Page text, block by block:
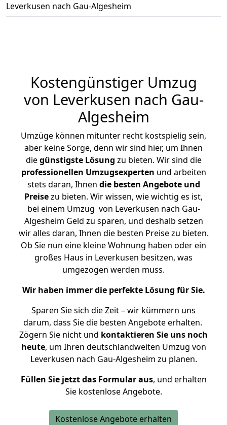
Leverkusen nach Gau-Algesheim
Kostengünstiger Umzug
von Leverkusen nach Gau-
Algesheim
Umzüge können mitunter recht kostspielig sein,
aber keine Sorge, denn wir sind hier, um Ihnen
diegünstigste Lösung zu bieten. Wir sind die
professionellen Umzugsexperten und arbeiten
stets daran, Ihnen die besten Angebote und
Preisezu bieten. Wir wissen, wie wichtig es ist,
bei einem Umzug von Leverkusen nach Gau-
Algesheim Geld zu sparen, und deshalb setzen
wir alles daran, Ihnen die besten Preise zu bieten.
Ob Sie nun eine kleine Wohnung haben oder ein
großes Haus in Leverkusen besitzen, was
umgezogen werden muss.
Wir haben immer die perfekte Lösung für Sie.
Sparen Sie sich die Zeit – wir kümmern uns
darum, dass Sie die besten Angebote erhalten.
Zögern Sie nicht und kontaktieren Sie uns noch
heute, um Ihren deutschlandweiten Umzug von
Leverkusen nach Gau-Algesheim zu planen.
Füllen Sie jetzt das Formular aus, und erhalten
Sie kostenlose Angebote.
Kostenlose Angebote erhalten